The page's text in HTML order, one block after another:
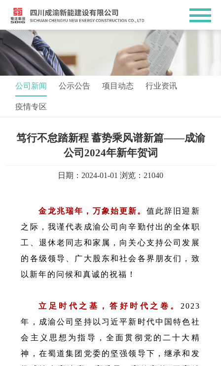
公司新闻 公示公告 项目动态 行业资讯
疫情专区
笃行不怠踏新程 蓄势乘风谱新篇——成渝
公司2024年新年贺词
日期：2024-01-01 浏览：21040
金龙兆瑞年，万象始更新。 值此辞旧迎新
之际，我谨代表成渝公司向辛勤付出的全体职
工、退休老同志和家属，向关心支持公司发展
的各级领导、广大股东和社会各界朋友们，致
以新年的问候和真诚的祝福！
立足时代之基，答好时代之卷。 2023
年，成渝公司坚持以习近平新时代中国特色社
会主义思想为指导，全面贯彻党的二十大精
神，在蜀道集团党委的坚强领导下，继承和发